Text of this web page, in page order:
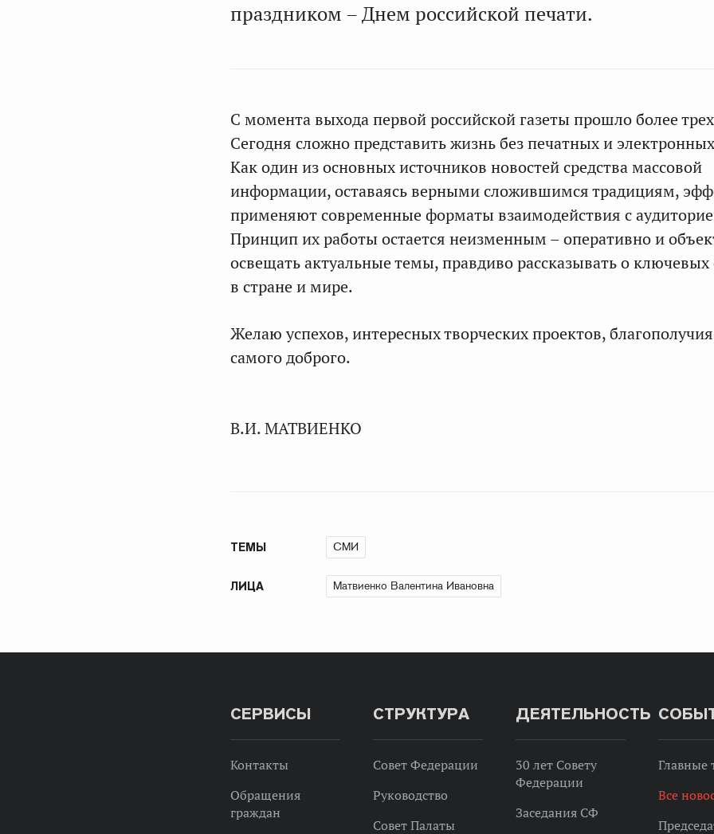
праздником – Днем российской печати.
С момента выхода первой российской газеты прошло более
Сегодня сложно представить жизнь без печатных и
Как один из основных источников новостей средства массовой
информации, оставаясь верными сложившимся традициям,
применяют современные форматы взаимодействия с
Принцип их работы остается неизменным – оперативно и
освещать актуальные темы, правдиво рассказывать о
в стране и мире.
Желаю успехов, интересных творческих проектов,
самого доброго.
В.И. МАТВИЕНКО
ТЕМЫ СМИ
ЛИЦА Матвиенко Валентина Ивановна
СЕРВИСЫ
Контакты
Обращения
граждан
СТРУКТУРА
Совет Федерации
Руководство
Совет Палаты
ДЕЯТЕЛЬНОСТЬ
30 лет Совету
Федерации
Заседания СФ
Главные
Все